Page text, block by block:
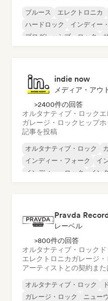
ブルース エレクトロニカ
ハードロック
インディー
プログレッシブ・ロック
indie now
メディア・アウ
>2400件の回答
オルタナティブ・ロック
ガレージ・ロック ヒップ
記事を投稿
オルタナティブ・ロック
インディー・フォーク
イ
インディー・ロック
イン
Pravda
レーベル
>800件の回答
オルタナティブ・ロック
エレクトロニカガレージ・
アーティストとの契約ま
オルタナティブ・ロック
ガレージ・ロック
ニュー